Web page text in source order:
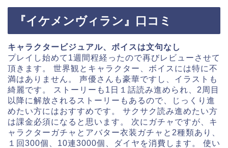
『イケメンヴィラン』口コミ
キャラクタービジュアル、ボイスは文句なし
プレイし始めて1週間程経ったので再びレビューさせて
頂きます。 世界観とキャラクター、ボイスには特に不
満はありません。 声優さんも豪華ですし、イラストも
綺麗です。 ストーリーも1日１話読み進められ、2周目
以降に解放されるストーリーもあるので、じっくり進
めたい方にはおすすめです。 サクサク読み進めたい方
は課金必須になると思います。 次にガチャですが、キ
ャラクターガチャとアバター衣装ガチャと2種類あり、
１回300個、10連3000個、ダイヤを消費します。 使い